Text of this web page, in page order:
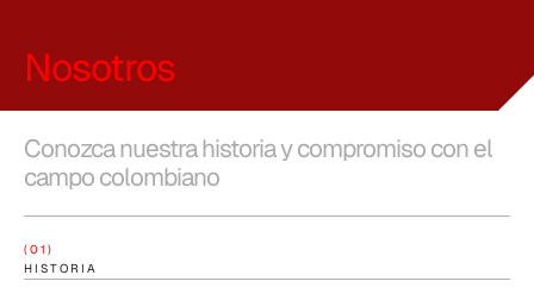
Nosotros
Conozca nuestra historia y compromiso con el
campo colombiano
(01)
HISTORIA